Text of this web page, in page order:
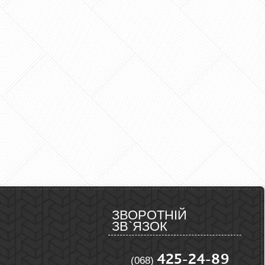
ЗВОРОТНІЙ
ЗВ`ЯЗОК
(068) 425-24-89